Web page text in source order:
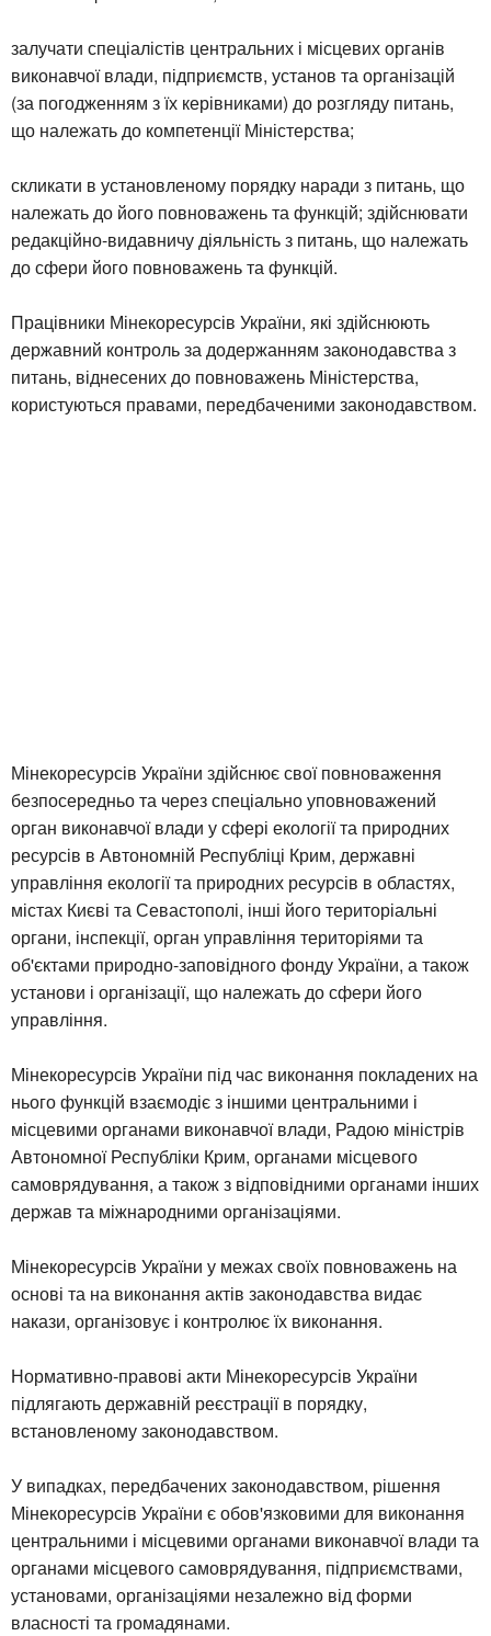
залучати спеціалістів центральних і місцевих органів
виконавчої влади, підприємств, установ та організацій
(за погодженням з їх керівниками) до розгляду питань,
що належать до компетенції Міністерства;
скликати в установленому порядку наради з питань, що
належать до його повноважень та функцій; здійснювати
редакційно-видавничу діяльність з питань, що належать
до сфери його повноважень та функцій.
Працівники Мінекоресурсів України, які здійснюють
державний контроль за додержанням законодавства з
питань, віднесених до повноважень Міністерства,
користуються правами, передбаченими законодавством.
Мінекоресурсів України здійснює свої повноваження
безпосередньо та через спеціально уповноважений
орган виконавчої влади у сфері екології та природних
ресурсів в Автономній Республіці Крим, державні
управління екології та природних ресурсів в областях,
містах Києві та Севастополі, інші його територіальні
органи, інспекції, орган управління територіями та
об'єктами природно-заповідного фонду України, а також
установи і організації, що належать до сфери його
управління.
Мінекоресурсів України під час виконання покладених на
нього функцій взаємодіє з іншими центральними і
місцевими органами виконавчої влади, Радою міністрів
Автономної Республіки Крим, органами місцевого
самоврядування, а також з відповідними органами інших
держав та міжнародними організаціями.
Мінекоресурсів України у межах своїх повноважень на
основі та на виконання актів законодавства видає
накази, організовує і контролює їх виконання.
Нормативно-правові акти Мінекоресурсів України
підлягають державній реєстрації в порядку,
встановленому законодавством.
У випадках, передбачених законодавством, рішення
Мінекоресурсів України є обов'язковими для виконання
центральними і місцевими органами виконавчої влади та
органами місцевого самоврядування, підприємствами,
установами, організаціями незалежно від форми
власності та громадянами.